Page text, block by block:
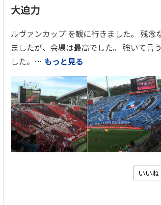
大迫力
ルヴァンカップ を観に行きました。 残
ましたが、会場は最高でした。 強いて言
した。… もっと見る
いいね